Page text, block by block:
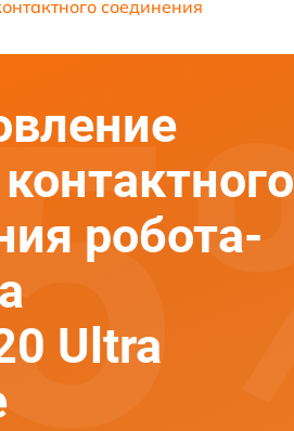
соединения
робота-
Ultra